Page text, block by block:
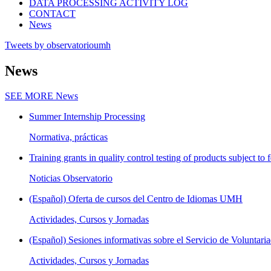
DATA PROCESSING ACTIVITY LOG
CONTACT
News
Tweets by observatorioumh
News
SEE MORE News
Summer Internship Processing
Normativa, prácticas
Training grants in quality control testing of products subject to
Noticias Observatorio
(Español) Oferta de cursos del Centro de Idiomas UMH
Actividades, Cursos y Jornadas
(Español) Sesiones informativas sobre el Servicio de
Actividades, Cursos y Jornadas